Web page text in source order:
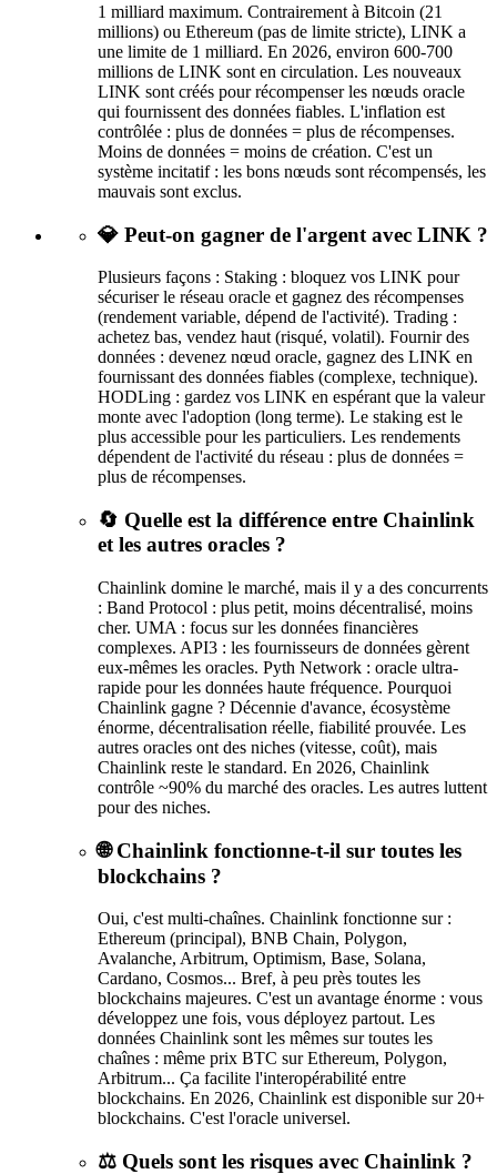
1 milliard maximum. Contrairement à Bitcoin (21
millions) ou Ethereum (pas de limite stricte), LINK a
une limite de 1 milliard. En 2026, environ 600-700
millions de LINK sont en circulation. Les nouveaux
LINK sont créés pour récompenser les nœuds oracle
qui fournissent des données fiables. L'inflation est
contrôlée : plus de données = plus de récompenses.
Moins de données = moins de création. C'est un
système incitatif : les bons nœuds sont récompensés, les
mauvais sont exclus.
💎 Peut-on gagner de l'argent avec LINK ?
Plusieurs façons : Staking : bloquez vos LINK pour
sécuriser le réseau oracle et gagnez des récompenses
(rendement variable, dépend de l'activité). Trading :
achetez bas, vendez haut (risqué, volatil). Fournir des
données : devenez nœud oracle, gagnez des LINK en
fournissant des données fiables (complexe, technique).
HODLing : gardez vos LINK en espérant que la valeur
monte avec l'adoption (long terme). Le staking est le
plus accessible pour les particuliers. Les rendements
dépendent de l'activité du réseau : plus de données =
plus de récompenses.
🔄 Quelle est la différence entre Chainlink
et les autres oracles ?
Chainlink domine le marché, mais il y a des concurrents
: Band Protocol : plus petit, moins décentralisé, moins
cher. UMA : focus sur les données financières
complexes. API3 : les fournisseurs de données gèrent
eux-mêmes les oracles. Pyth Network : oracle ultra-
rapide pour les données haute fréquence. Pourquoi
Chainlink gagne ? Décennie d'avance, écosystème
énorme, décentralisation réelle, fiabilité prouvée. Les
autres oracles ont des niches (vitesse, coût), mais
Chainlink reste le standard. En 2026, Chainlink
contrôle ~90% du marché des oracles. Les autres luttent
pour des niches.
🌐 Chainlink fonctionne-t-il sur toutes les
blockchains ?
Oui, c'est multi-chaînes. Chainlink fonctionne sur :
Ethereum (principal), BNB Chain, Polygon,
Avalanche, Arbitrum, Optimism, Base, Solana,
Cardano, Cosmos... Bref, à peu près toutes les
blockchains majeures. C'est un avantage énorme : vous
développez une fois, vous déployez partout. Les
données Chainlink sont les mêmes sur toutes les
chaînes : même prix BTC sur Ethereum, Polygon,
Arbitrum... Ça facilite l'interopérabilité entre
blockchains. En 2026, Chainlink est disponible sur 20+
blockchains. C'est l'oracle universel.
⚖️ Quels sont les risques avec Chainlink ?